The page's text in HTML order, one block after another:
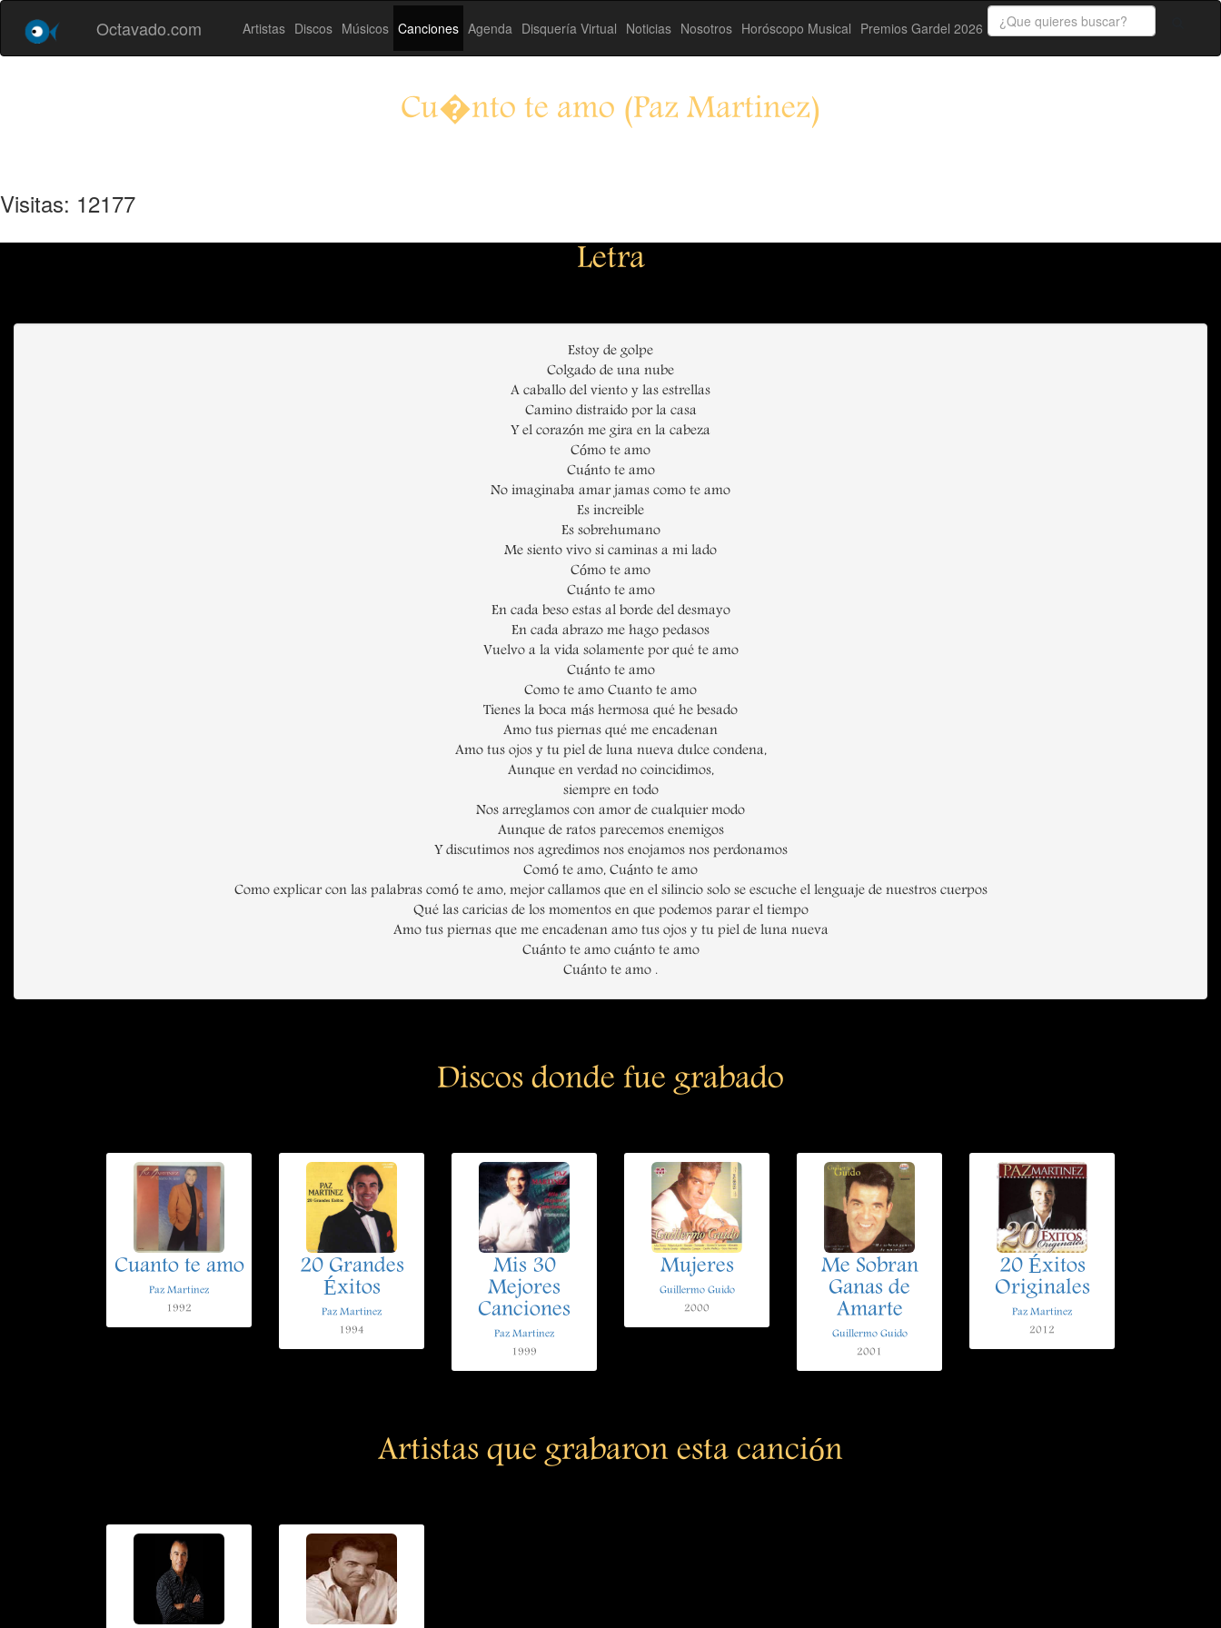
Octavado.com Artistas Discos Músicos Canciones Agenda Disquería Virtual Noticias Nosotros Horóscopo Musical Premios Gardel 2026
Cu�nto te amo (Paz Martinez)
Visitas: 12177
Letra
Estoy de golpe
Colgado de una nube
A caballo del viento y las estrellas
Camino distraido por la casa
Y el corazón me gira en la cabeza
Cómo te amo
Cuánto te amo
No imaginaba amar jamas como te amo
Es increible
Es sobrehumano
Me siento vivo si caminas a mi lado
Cómo te amo
Cuánto te amo
En cada beso estas al borde del desmayo
En cada abrazo me hago pedasos
Vuelvo a la vida solamente por qué te amo
Cuánto te amo
Como te amo Cuanto te amo
Tienes la boca más hermosa qué he besado
Amo tus piernas qué me encadenan
Amo tus ojos y tu piel de luna nueva dulce condena,
Aunque en verdad no coincidimos,
siempre en todo
Nos arreglamos con amor de cualquier modo
Aunque de ratos parecemos enemigos
Y discutimos nos agredimos nos enojamos nos perdonamos
Comó te amo, Cuánto te amo
Como explicar con las palabras comó te amo, mejor callamos que en el silincio solo se escuche el lenguaje de nuestros cuerpos
Qué las caricias de los momentos en que podemos parar el tiempo
Amo tus piernas que me encadenan amo tus ojos y tu piel de luna nueva
Cuánto te amo cuánto te amo
Cuánto te amo .
Discos donde fue grabado
Cuanto te amo
Paz Martinez
1992
20 Grandes
Éxitos
Paz Martinez
1994
Mis 30
Mejores
Canciones
Paz Martinez
1999
Mujeres
Guillermo Guido
2000
Me Sobran
Ganas de
Amarte
Guillermo Guido
2001
20 Éxitos
Originales
Paz Martinez
2012
Artistas que grabaron esta canción